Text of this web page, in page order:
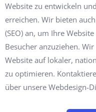
Website zu entwickeln
erreichen. Wir bieten
(SEO) an, um Ihre
Besucher anzuziehen.
Website auf lokaler,
zu optimieren.
über unsere Webdesign-